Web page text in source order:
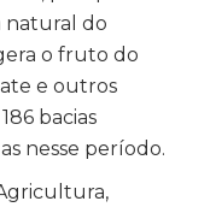
natural do
o fruto do
e outros
bacias
nesse período.